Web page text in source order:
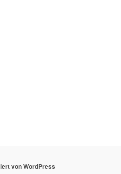
von WordPress